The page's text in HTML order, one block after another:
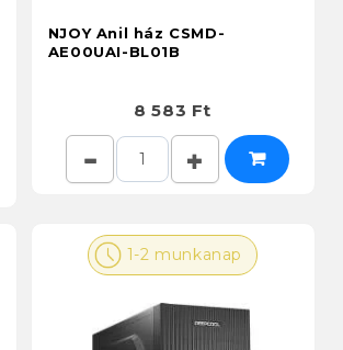
NJOY Anil ház CSMD-
AE00UAI-BL01B
8 583 Ft
1-2 munkanap